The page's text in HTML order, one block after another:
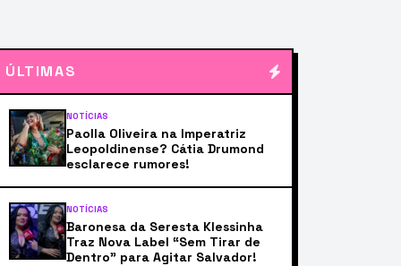
ÚLTIMAS
NOTÍCIAS
Paolla Oliveira na Imperatriz
Leopoldinense? Cátia Drumond
esclarece rumores!
NOTÍCIAS
Baronesa da Seresta Klessinha
Traz Nova Label “Sem Tirar de
Dentro” para Agitar Salvador!